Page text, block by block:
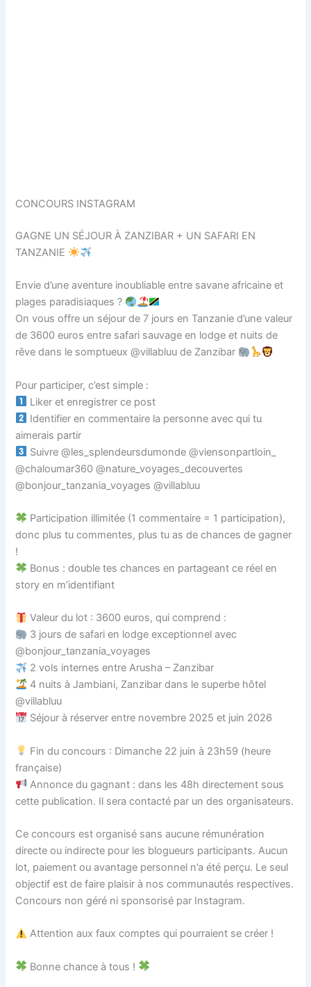
CONCOURS INSTAGRAM
GAGNE UN SÉJOUR À ZANZIBAR + UN SAFARI EN
TANZANIE
Envie d’une aventure inoubliable entre savane africaine et
plages paradisiaques ?
On vous offre un séjour de 7 jours en Tanzanie d’une valeur
de 3600 euros entre safari sauvage en lodge et nuits de
rêve dans le somptueux @villabluu de Zanzibar
Pour participer, c’est simple :
Liker et enregistrer ce post
Identifier en commentaire la personne avec qui tu
aimerais partir
Suivre @les_splendeursdumonde @viensonpartloin_
@chaloumar360 @nature_voyages_decouvertes
@bonjour_tanzania_voyages @villabluu
Participation illimitée (1 commentaire = 1 participation),
donc plus tu commentes, plus tu as de chances de gagner
!
Bonus : double tes chances en partageant ce réel en
story en m’identifiant
Valeur du lot : 3600 euros, qui comprend :
3 jours de safari en lodge exceptionnel avec
@bonjour_tanzania_voyages
2 vols internes entre Arusha – Zanzibar
4 nuits à Jambiani, Zanzibar dans le superbe hôtel
@villabluu
Séjour à réserver entre novembre 2025 et juin 2026
Fin du concours : Dimanche 22 juin à 23h59 (heure
française)
Annonce du gagnant : dans les 48h directement sous
cette publication. Il sera contacté par un des organisateurs.
Ce concours est organisé sans aucune rémunération
directe ou indirecte pour les blogueurs participants. Aucun
lot, paiement ou avantage personnel n’a été perçu. Le seul
objectif est de faire plaisir à nos communautés respectives.
Concours non géré ni sponsorisé par Instagram.
Attention aux faux comptes qui pourraient se créer !
Bonne chance à tous !